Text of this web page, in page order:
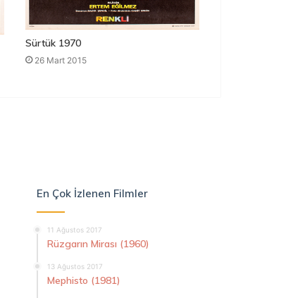
Sürtük 1970
26 Mart 2015
En Çok İzlenen Filmler
11 Ağustos 2017
Rüzgarın Mirası (1960)
13 Ağustos 2017
Mephisto (1981)